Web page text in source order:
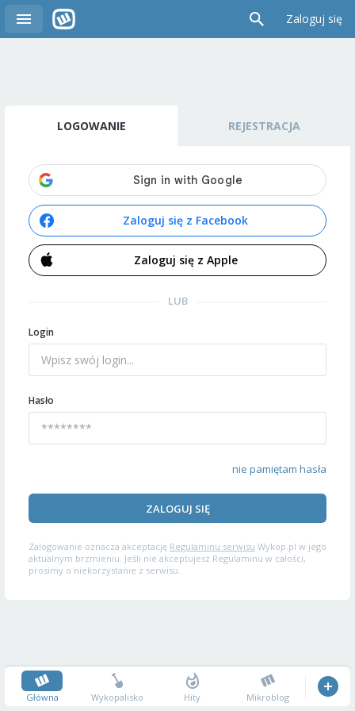
Zaloguj się
LOGOWANIE REJESTRACJA
Zaloguj się z Facebook
Zaloguj się z Apple
LUB
Login
Hasło
nie pamiętam hasła
ZALOGUJ SIĘ
Zalogowanie oznacza akceptację Regulaminu serwisu Wykop.pl w jego
aktualnym brzmieniu. Jeśli nie akceptujesz Regulaminu w całości,
prosimy o niekorzystanie z serwisu.
Główna Wykopalisko Hity Mikroblog